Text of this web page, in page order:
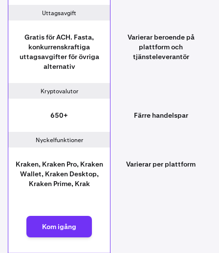
Uttagsavgift
Gratis för ACH. Fasta,
konkurrenskraftiga
uttagsavgifter för övriga
alternativ
Varierar beroende på
plattform och
tjänsteleverantör
Kryptovalutor
650+ Färre handelspar
Nyckelfunktioner
Kraken, Kraken Pro, Kraken
Wallet, Kraken Desktop,
Kraken Prime, Krak
Varierar per plattform
Kom igång